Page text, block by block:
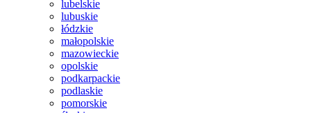
lubelskie
lubuskie
łódzkie
małopolskie
mazowieckie
opolskie
podkarpackie
podlaskie
pomorskie